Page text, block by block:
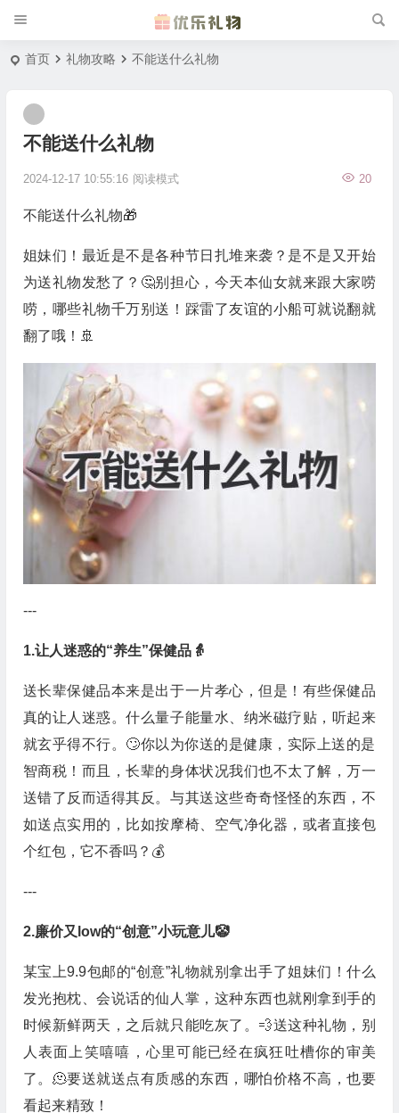
首页 礼物攻略 不能送什么礼物
不能送什么礼物
2024-12-17 10:55:16 20
阅读模式
不能送什么礼物🎁
姐妹们！最近是不是各种节日扎堆来袭？是不是又开始
为送礼物发愁了？🤔别担心，今天本仙女就来跟大家唠
唠，哪些礼物千万别送！踩雷了友谊的小船可就说翻就
翻了哦！🚢
---
1.让人迷惑的“养生”保健品👵
送长辈保健品本来是出于一片孝心，但是！有些保健品
真的让人迷惑。什么量子能量水、纳米磁疗贴，听起来
就玄乎得不行。🙄️你以为你送的是健康，实际上送的是
智商税！而且，长辈的身体状况我们也不太了解，万一
送错了反而适得其反。与其送这些奇奇怪怪的东西，不
如送点实用的，比如按摩椅、空气净化器，或者直接包
个红包，它不香吗？💰
---
2.廉价又low的“创意”小玩意儿🤡
某宝上9.9包邮的“创意”礼物就别拿出手了姐妹们！什么
发光抱枕、会说话的仙人掌，这种东西也就刚拿到手的
时候新鲜两天，之后就只能吃灰了。💨送这种礼物，别
人表面上笑嘻嘻，心里可能已经在疯狂吐槽你的审美
了。🫠要送就送点有质感的东西，哪怕价格不高，也要
看起来精致！